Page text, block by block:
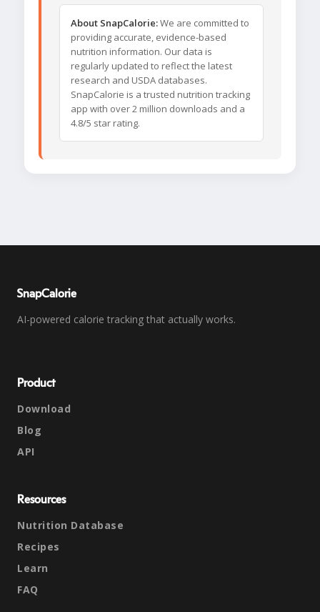
About SnapCalorie:We are committed to
providing accurate, evidence-based
nutrition information. Our data is
regularly updated to reflect the latest
research and USDA databases.
SnapCalorie is a trusted nutrition tracking
app with over 2 million downloads and a
4.8/5 star rating.
SnapCalorie
AI-powered calorie tracking that actually works.
Product
Download
Blog
API
Resources
Nutrition Database
Recipes
Learn
FAQ